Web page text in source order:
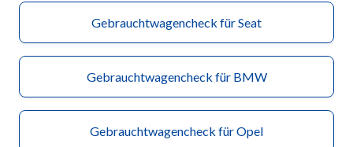
Gebrauchtwagencheck für Seat
Gebrauchtwagencheck für BMW
Gebrauchtwagencheck für Opel